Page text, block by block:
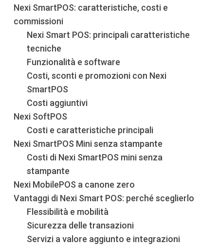
Nexi SmartPOS: caratteristiche, costi e
commissioni
Nexi Smart POS: principali caratteristiche
tecniche
Funzionalità e software
Costi, sconti e promozioni con Nexi
SmartPOS
Costi aggiuntivi
Nexi SoftPOS
Costi e caratteristiche principali
Nexi SmartPOS Mini senza stampante
Costi di Nexi SmartPOS mini senza
stampante
Nexi MobilePOS a canone zero
Vantaggi di Nexi Smart POS: perché sceglierlo
Flessibilità e mobilità
Sicurezza delle transazioni
Servizi a valore aggiunto e integrazioni